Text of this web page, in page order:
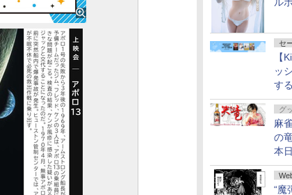
セ
【
ッ
す
ル
フ
ル
グ
麻
の
本
月
“魔